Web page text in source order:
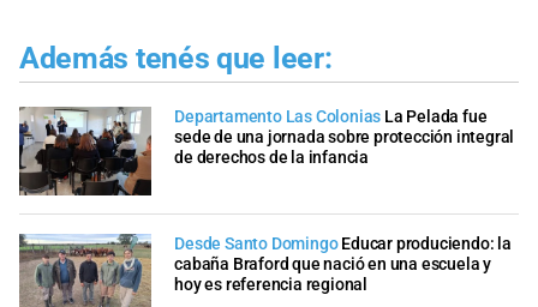
Además tenés que leer:
Departamento Las Colonias La Pelada fue
sede de una jornada sobre protección integral
de derechos de la infancia
Desde Santo Domingo Educar produciendo: la
cabaña Braford que nació en una escuela y
hoy es referencia regional